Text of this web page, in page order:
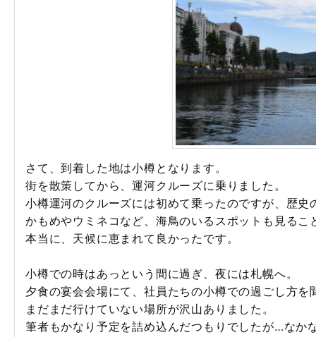
さて、到着した地は小樽となります。
街を散策してから、運河クルーズに乗りました。
小樽運河のクルーズには初めて乗ったのですが、歴
かもめやウミネコなど、海鳥のいるスポットも見るこ
本当に、天候に恵まれて良かったです。
小樽での時はあっという間に過ぎ、夜には札幌へ。
夕食の宴会会場にて、社員たちの小樽での過ごし方を
まだまだ行けていない場所が沢山ありました。
筆者もかなり予定を詰め込んだつもりでしたが…なか